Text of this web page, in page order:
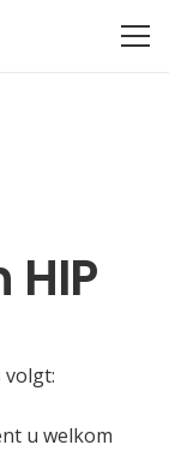
volgt:
u welkom